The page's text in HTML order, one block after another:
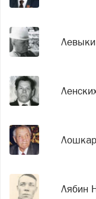
Лябин